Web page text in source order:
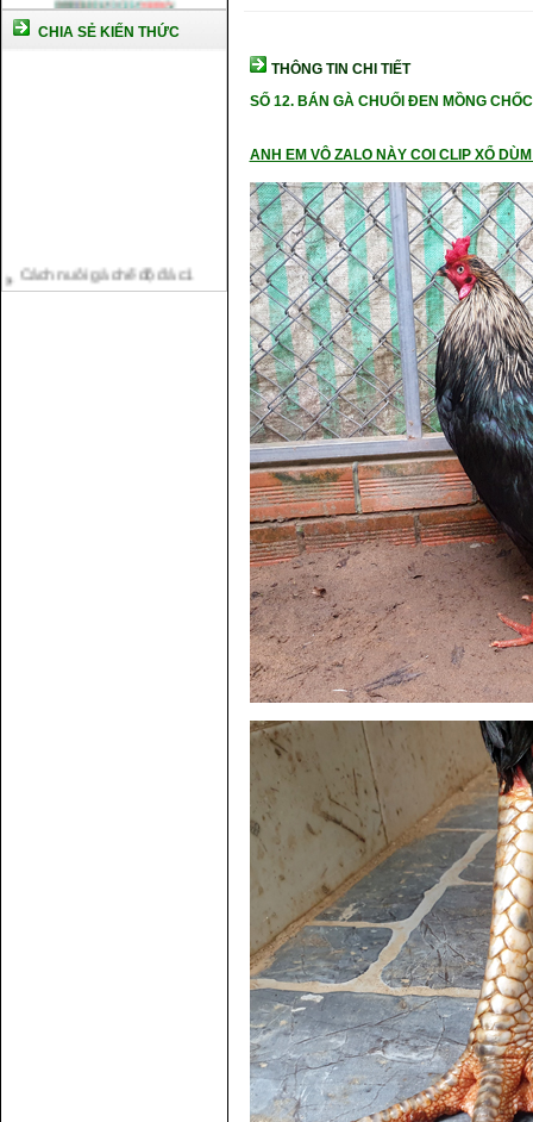
CHIA SẺ KIẾN THỨC
Cách nuôi gà đông tảo thuần
chủng
THÔNG TIN CHI TIẾT
SỐ 12.BÁN GÀ CHUỐI ĐEN MỒNG
ANH EM VÔ ZALO NÀY COI CLIP XỔ